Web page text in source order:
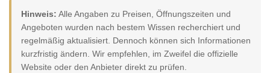
Hinweis: Alle Angaben zu Preisen, Öffnungszeiten und
Angeboten wurden nach bestem Wissen recherchiert und
regelmäßig aktualisiert. Dennoch können sich Informationen
kurzfristig ändern. Wir empfehlen, im Zweifel die offizielle
Website oder den Anbieter direkt zu prüfen.